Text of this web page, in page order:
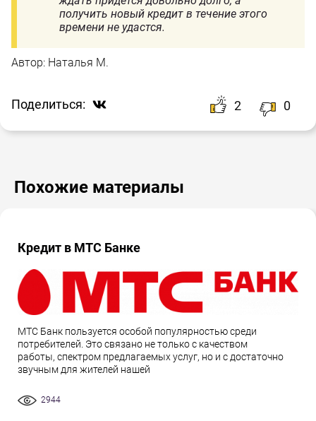
получить новый кредит в течение этого
времени не удастся.
Автор: Наталья М.
Поделиться: 2 0
Похожие материалы
Кредит в МТС Банке
МТС Банк пользуется особой популярностью среди
потребителей. Это связано не только с качеством
работы, спектром предлагаемых услуг, но и с достаточно
звучным для жителей нашей
2944